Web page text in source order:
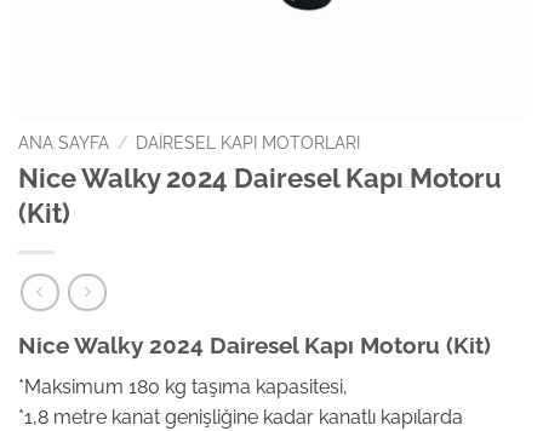
ANA SAYFA / DAIRESEL KAPI MOTORLARI
Nice Walky 2024 Dairesel Kapı Motoru
(Kit)
Nice Walky 2024 Dairesel Kapı Motoru (Kit)
*Maksimum 180 kg taşıma kapasitesi,
*1,8 metre kanat genişliğine kadar kanatlı kapılarda